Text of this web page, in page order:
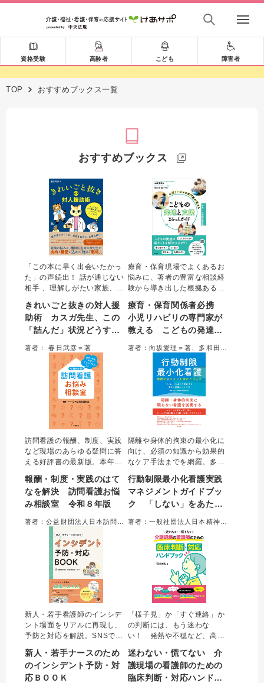
資格受験 高齢者 こども 障害者
TOP おすすめブックス一覧
おすすめブックス
「この本に早く出会いたかっ
た」の声続出！ 話が通じない
相手 、理解しがたい家族、拭
スガ先生とトリイさんの会話
で、現場の「詰んだ状況」を
解きほぐし、落としどころや
とかかわるすべての専門職に
贈る処方箋。
きれいごと抜きの対人援
助術 カスガ先生、この
「詰んだ」状況どうすれ
著者： 春日武彦＝著
療育・保育現場でよくあるお
悩みに、著者の豊富な相談経
験から導き出した根拠ある支
とば」など、5つの発達の困り
ごとの視点から、年齢に応じ
た専門性の高い解決策を解説
れられる内容で、専門職のバ
イブルとなる一冊。
療育・保育関係者必携
小児リハビリの専門家が
教える こどもの発達と
訪問看護の報酬、制度、実践
など現場のあらゆる疑問に答
える好評書の最新版。本年版
時改定に対応。ベースアップ
評価料の引上げや同一建物居
住者への評価の見直し等の最
わかりやすくまとめた。訪問
看護に携わる方、必読。
報酬・制度・実践のはて
なを解決 訪問看護お悩
み相談室 令和８年版
隔離や身体的拘束の最小化に
向け、必須の知識から効果的
なケア手法までを網羅。多様
制限に頼らない看護」を現場
に根づかせるプロセスや組織
マネジメントを詳解する。医
させるために欠かすことので
きない一冊。
行動制限最小化看護実践
マネジメントガイドブッ
ク 「しない」をあたり
くり方
新人・若手看護師のインシデ
ント場面をリアルに再現し、
予防と対応を解説。SNSで人
ある」漫画も収録。インシデ
ントの傾向と対策から報告書
の書き方まで網羅しチェック
新人・若手ナースのため
のインシデント予防・対
応ＢＯＯＫ
「様子見」か「すぐ連絡」か
の判断には、もう迷わな
い！ 発熱や不穏など、高齢
ないためのチェックポイント
を、経験豊富な介護施設の嘱
託医がズバリ解説。気後れし
迷わない・慌てない 介
護現場の看護師のための
臨床判断・対応ハンドブ